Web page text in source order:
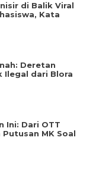
di Balik Viral
Kata
Deretan
Ilegal dari Blora
Ini: Dari OTT
MK Soal